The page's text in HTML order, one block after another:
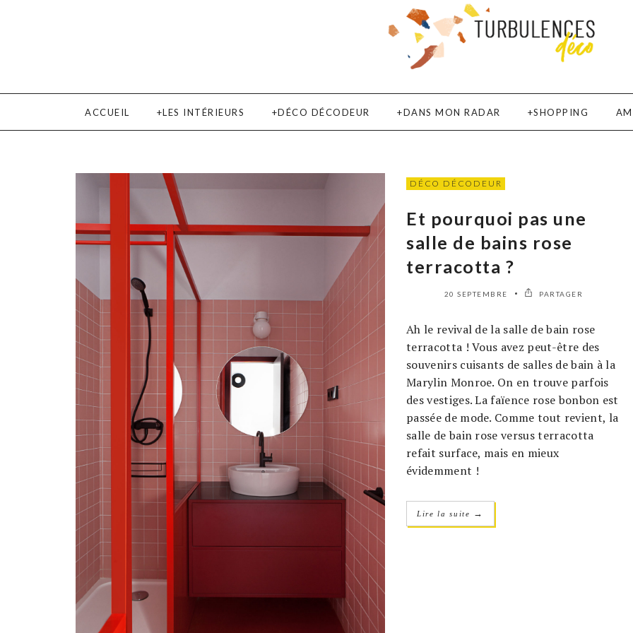
ACCUEIL LES INTÉRIEURS DÉCO DÉCODEUR DANS MON RADAR SHOPPING
DÉCO DÉCODEUR
Et pourquoi pas une
salle de bains rose
terracotta ?
20 SEPTEMBRE PARTAGER
Ah le revival de la salle de bain rose
terracotta ! Vous avez peut-être des
souvenirs cuisants de salles de bain à la
Marylin Monroe. On en trouve parfois
des vestiges. La faïence rose bonbon est
passée de mode. Comme tout revient, la
salle de bain rose versus terracotta
refait surface, mais en mieux
évidemment !
Lire la suite →